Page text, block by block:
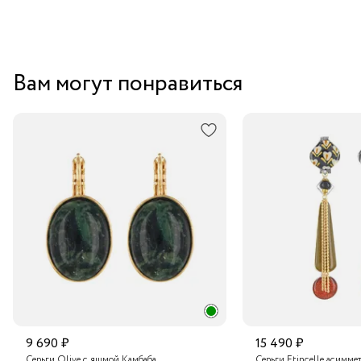
Вам могут понравиться
9 690 ₽ 15 490 ₽